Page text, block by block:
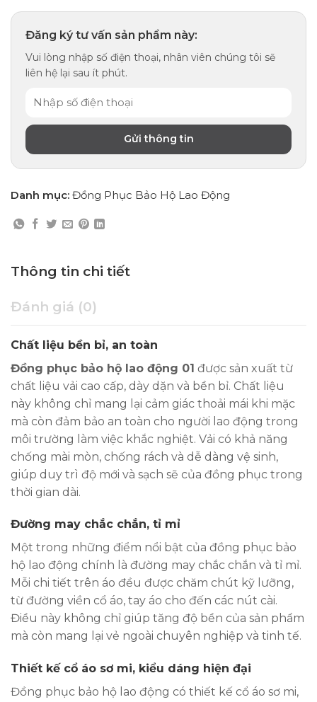
Đăng ký tư vấn sản phẩm này:
Vui lòng nhập số điện thoại, nhân viên chúng tôi sẽ
liên hệ lại sau ít phút.
Danh mục: Đồng Phục Bảo Hộ Lao Động
Thông tin chi tiết
Đánh giá (0)
Chất liệu bền bỉ, an toàn
Đồng phục bảo hộ lao động 01 được sản xuất từ
chất liệu vải cao cấp, dày dặn và bền bỉ. Chất liệu
này không chỉ mang lại cảm giác thoải mái khi mặc
mà còn đảm bảo an toàn cho người lao động trong
môi trường làm việc khắc nghiệt. Vải có khả năng
chống mài mòn, chống rách và dễ dàng vệ sinh,
giúp duy trì độ mới và sạch sẽ của đồng phục trong
thời gian dài.
Đường may chắc chắn, tỉ mỉ
Một trong những điểm nổi bật của đồng phục bảo
hộ lao động chính là đường may chắc chắn và tỉ mỉ.
Mỗi chi tiết trên áo đều được chăm chút kỹ lưỡng,
từ đường viền cổ áo, tay áo cho đến các nút cài.
Điều này không chỉ giúp tăng độ bền của sản phẩm
mà còn mang lại vẻ ngoài chuyên nghiệp và tinh tế.
Thiết kế cổ áo sơ mi, kiểu dáng hiện đại
Đồng phục bảo hộ lao động có thiết kế cổ áo sơ mi,